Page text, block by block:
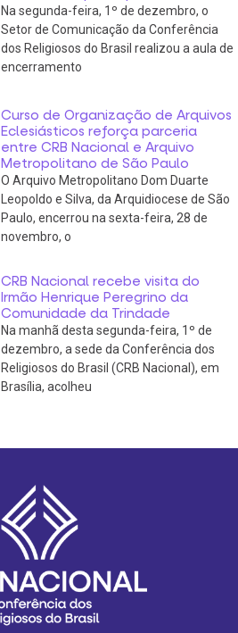
Na segunda-feira, 1º de dezembro, o
Setor de Comunicação da Conferência
dos Religiosos do Brasil realizou a aula de
encerramento
Curso de Organização de Arquivos
Eclesiásticos reforça parceria
entre CRB Nacional e Arquivo
Metropolitano de São Paulo
O Arquivo Metropolitano Dom Duarte
Leopoldo e Silva, da Arquidiocese de São
Paulo, encerrou na sexta-feira, 28 de
novembro, o
CRB Nacional recebe visita do
Irmão Henrique Peregrino da
Comunidade da Trindade
Na manhã desta segunda-feira, 1º de
dezembro, a sede da Conferência dos
Religiosos do Brasil (CRB Nacional), em
Brasília, acolheu